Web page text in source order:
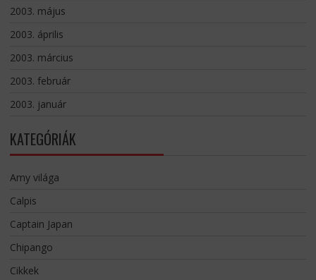
2003. május
2003. április
2003. március
2003. február
2003. január
KATEGÓRIÁK
Amy világa
Calpis
Captain Japan
Chipango
Cikkek